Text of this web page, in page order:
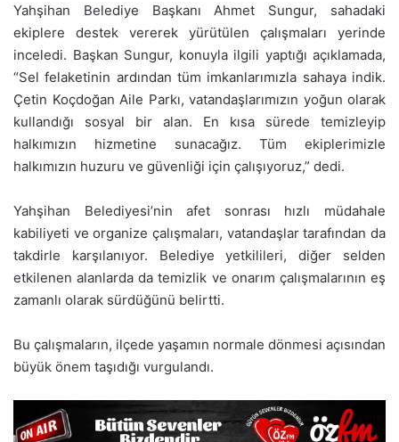
Yahşihan Belediye Başkanı Ahmet Sungur, sahadaki
ekiplere destek vererek yürütülen çalışmaları yerinde
inceledi. Başkan Sungur, konuyla ilgili yaptığı açıklamada,
“Sel felaketinin ardından tüm imkanlarımızla sahaya indik.
Çetin Koçdoğan Aile Parkı, vatandaşlarımızın yoğun olarak
kullandığı sosyal bir alan. En kısa sürede temizleyip
halkımızın hizmetine sunacağız. Tüm ekiplerimizle
halkımızın huzuru ve güvenliği için çalışıyoruz,” dedi.
Yahşihan Belediyesi’nin afet sonrası hızlı müdahale
kabiliyeti ve organize çalışmaları, vatandaşlar tarafından da
takdirle karşılanıyor. Belediye yetkilileri, diğer selden
etkilenen alanlarda da temizlik ve onarım çalışmalarının eş
zamanlı olarak sürdüğünü belirtti.
Bu çalışmaların, ilçede yaşamın normale dönmesi açısından
büyük önem taşıdığı vurgulandı.